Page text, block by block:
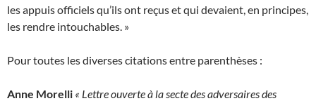
les appuis officiels qu’ils ont reçus et qui devaient, en principes,
les rendre intouchables. »
Pour toutes les diverses citations entre parenthèses :
Anne Morelli « Lettre ouverte à la secte des adversaires des